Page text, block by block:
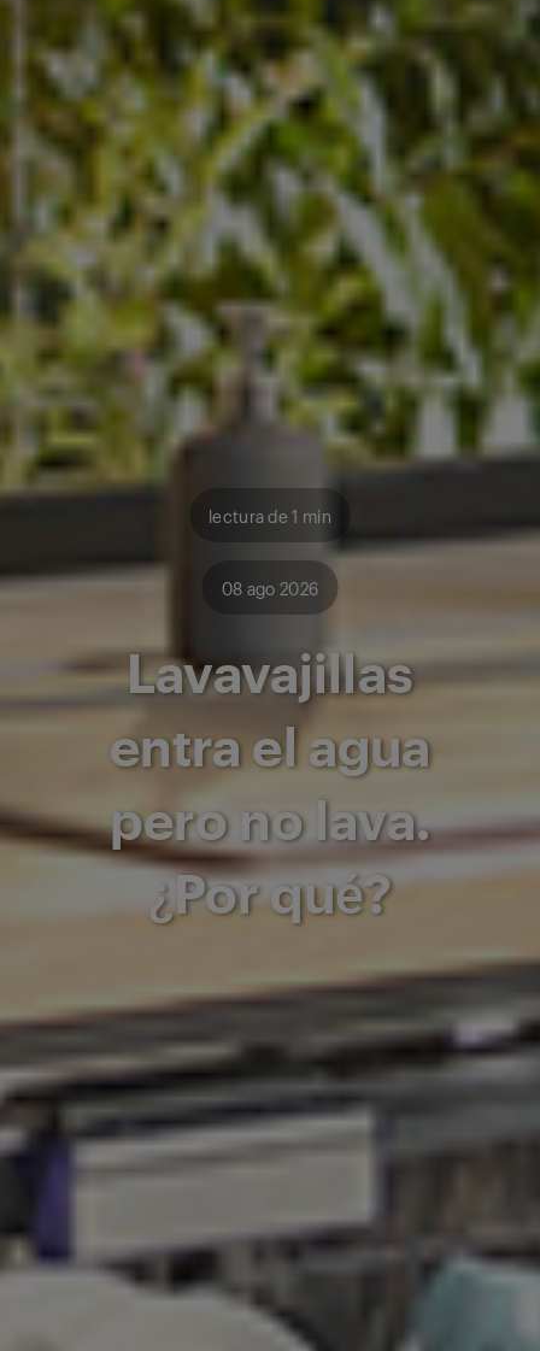
lectura de 1 min
08 ago 2026
Lavavajillas
entra el agua
pero no lava.
¿Por qué?